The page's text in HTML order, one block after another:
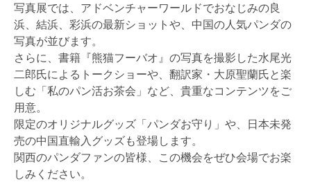
写真展では、アドベンチャーワールドでおなじみの良
浜、結浜、彩浜の最新ショットや、中国の人気パンダの
写真が並びます。
さらに、書籍『熊猫フーバオ』の写真を撮影した水尾光
二郎氏によるトークショーや、翻訳家・大原聖蘭氏と楽
しむ「私のパン活お茶会」など、貴重なコンテンツをご
用意。
限定のオリジナルグッズ「パンダお守り」や、日本未発
売の中国直輸入グッズも登場します。
関西のパンダファンの皆様、この機会をぜひ会場でお楽
しみください。